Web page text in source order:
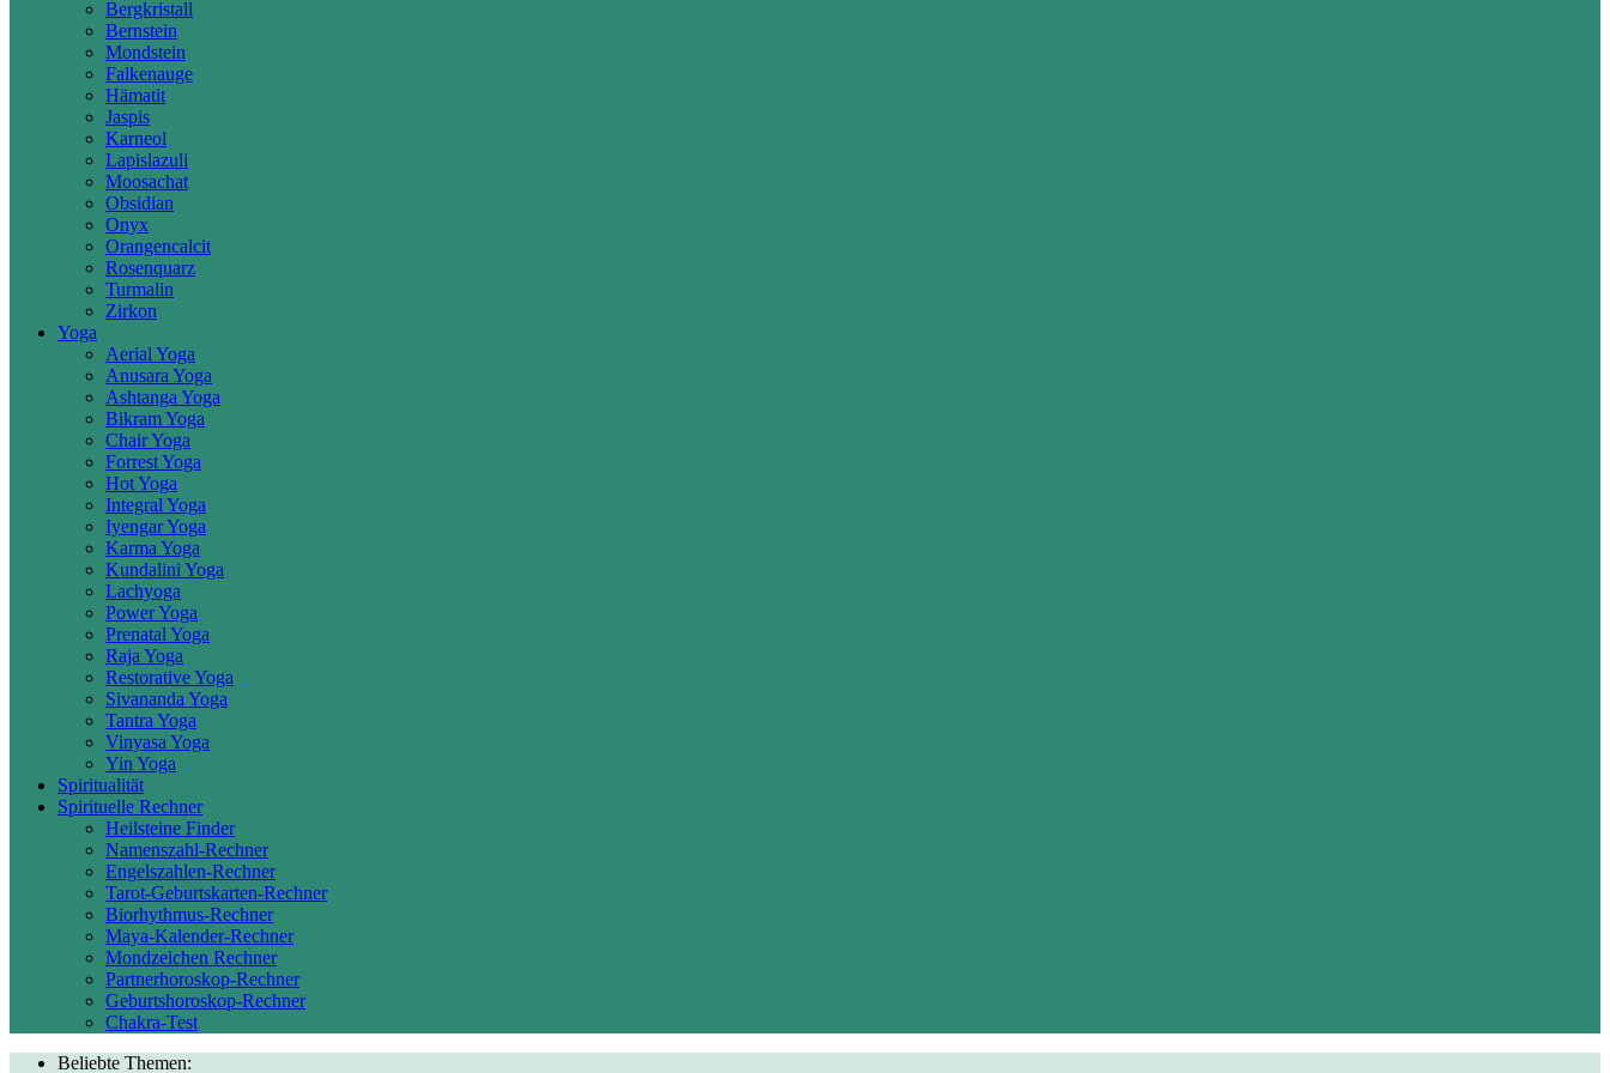
Bergkristall
Bernstein
Mondstein
Falkenauge
Hämatit
Jaspis
Karneol
Lapislazuli
Moosachat
Obsidian
Onyx
Orangencalcit
Rosenquarz
Turmalin
Zirkon
Yoga
Aerial Yoga
Anusara Yoga
Ashtanga Yoga
Bikram Yoga
Chair Yoga
Forrest Yoga
Hot Yoga
Integral Yoga
Iyengar Yoga
Karma Yoga
Kundalini Yoga
Lachyoga
Power Yoga
Prenatal Yoga
Raja Yoga
Restorative Yoga
Sivananda Yoga
Tantra Yoga
Vinyasa Yoga
Yin Yoga
Spiritualität
Spirituelle Rechner
Heilsteine Finder
Namenszahl-Rechner
Engelszahlen-Rechner
Tarot-Geburtskarten-Rechner
Biorhythmus-Rechner
Maya-Kalender-Rechner
Mondzeichen Rechner
Partnerhoroskop-Rechner
Geburtshoroskop-Rechner
Chakra-Test
Beliebte Themen: